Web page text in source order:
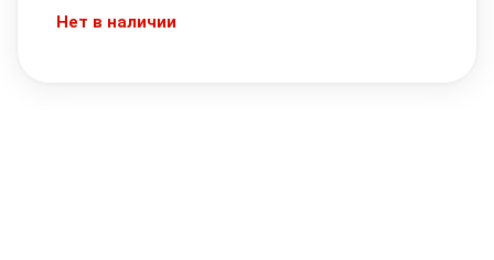
Нет в наличии